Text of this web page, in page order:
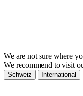
We are not sure where
We recommend to visit
Schweiz International